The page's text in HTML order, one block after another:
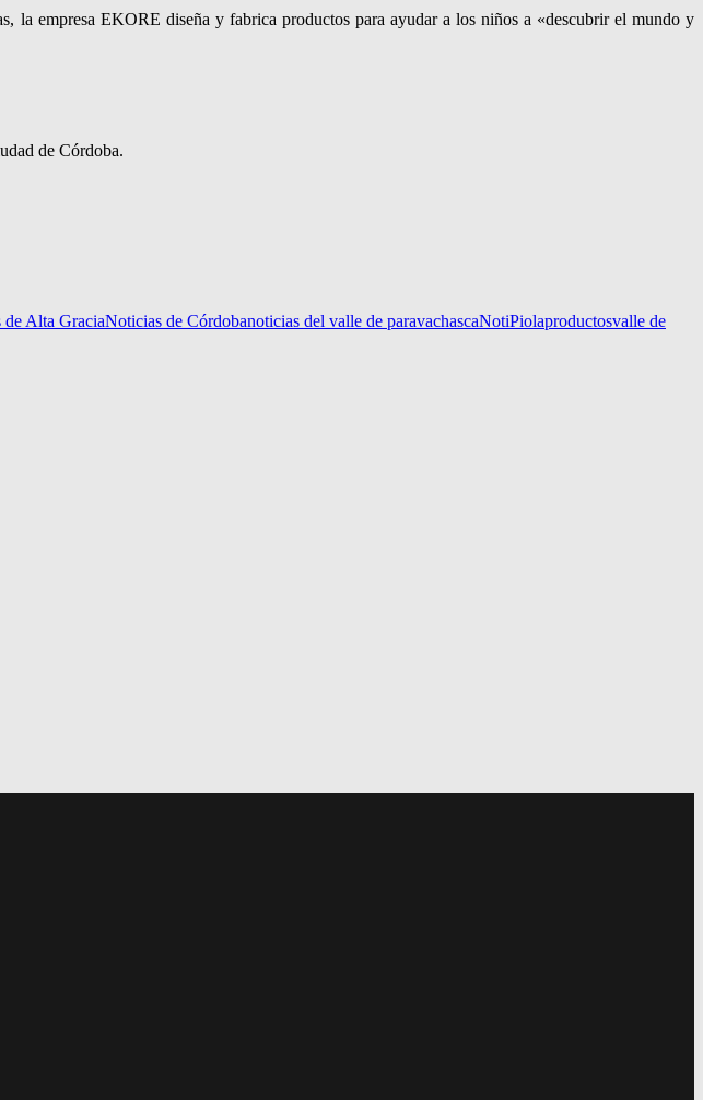
la empresa EKORE diseña y fabrica productos para ayudar a los niños a «descubrir el mundo y
de Córdoba.
de Alta GraciaNoticias de Córdobanoticias del valle de paravachascaNotiPiolaproductosvalle de